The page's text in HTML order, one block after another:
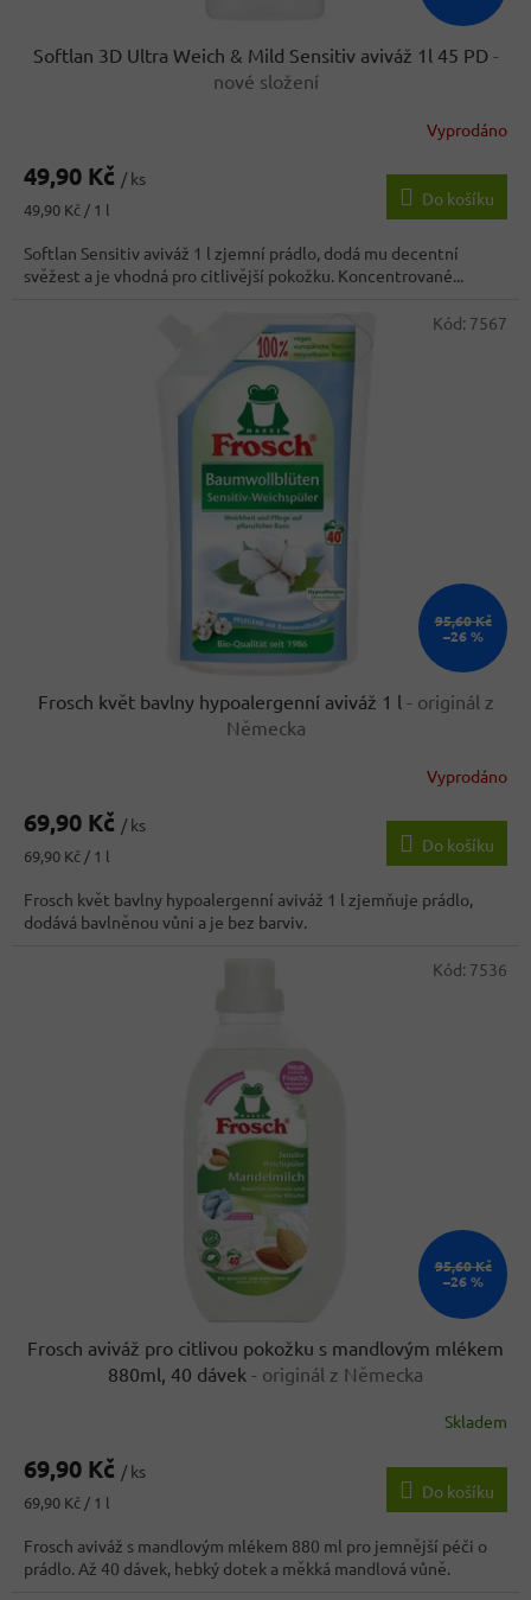
Softlan 3D Ultra Weich & Mild Sensitiv aviváž 1l 45 PD -
nové složení
produktu
3,3
z
hvězdiček.
Vyprodáno
49,90 Kč / ks
Měrná
49,90 Kč / 1 l
Do košíku
Softlan Sensitiv aviváž 1 l zjemní prádlo, dodá mu decentní
svěžest a je vhodná pro citlivější pokožku. Koncentrované...
95,60 Kč
–26 %
Frosch květ bavlny hypoalergenní aviváž 1 l - originál z
Německa
produktu
4,2
z
5
hvězdiček.
Vyprodáno
69,90 Kč / ks
Měrná
69,90 Kč / 1 l
Do košíku
Frosch květ bavlny hypoalergenní aviváž 1 l zjemňuje prádlo,
dodává bavlněnou vůni a je bez barviv.
Kód: 7567
95,60 Kč
–26 %
Frosch aviváž pro citlivou pokožku s mandlovým mlékem
880ml, 40 dávek - originál z Německa
produktu
3,9
z
5
hvězdiček.
Skladem
69,90 Kč / ks
Měrná
69,90 Kč / 1 l
Do košíku
Frosch aviváž s mandlovým mlékem 880 ml pro jemnější péči o
prádlo. Až 40 dávek, hebký dotek a měkká mandlová vůně.
Kód: 7536